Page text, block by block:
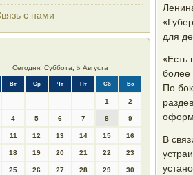
с нами
Сегодня: Суббота, 8 Августа
Вт Ср Чт Пт Сб Вс
1 2
4 5 6 7 8 9
11 12 13 14 15 16
18 19 20 21 22 23
25 26 27 28 29 30
для
«Есть
более
По
В